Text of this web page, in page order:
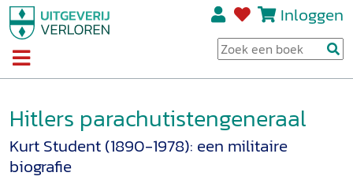
Inloggen
Hitlers parachutistengeneraal
Kurt Student (1890-1978): een militaire
biografie